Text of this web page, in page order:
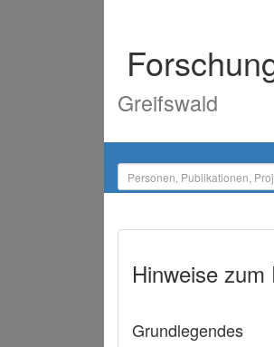
Greifswald
Hinweise
Grundlegendes